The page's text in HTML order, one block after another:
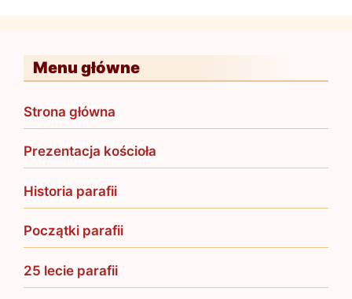
Menu główne
Strona główna
Prezentacja kościoła
Historia parafii
Początki parafii
25 lecie parafii